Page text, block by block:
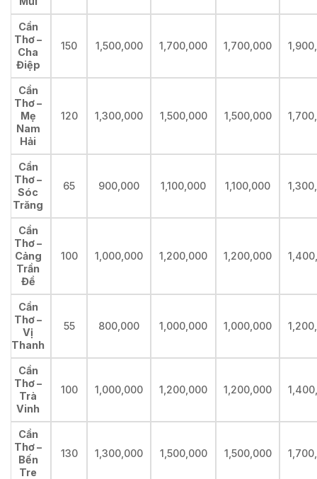
Cần
Thơ –
Cha
Điệp
150 1,500,000 1,700,000 1,700,000
Cần
Thơ –
Mẹ
Nam
Hải
120 1,300,000 1,500,000 1,500,000
Cần
Thơ –
Sóc
Trăng
65 900,000 1,100,000 1,100,000
Cần
Thơ –
Cảng
Trần
Đề
100 1,000,000 1,200,000 1,200,000
Cần
Thơ –
Vị
Thanh
55 800,000 1,000,000 1,000,000
Cần
Thơ –
Trà
Vinh
100 1,000,000 1,200,000 1,200,000
Cần
Thơ –
Bến
Tre
130 1,300,000 1,500,000 1,500,000